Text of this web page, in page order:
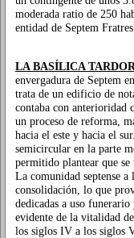
moderada ratio de 250
entidad de Septem
LA BASÍLICA
envergadura de Septem
trata de un edificio de
contaba con anterioridad
un proceso de reforma,
hacia el este y hacia el
semicircular en la parte
permitido plantear que se
La comunidad septense
consolidación, lo que
dedicadas a uso
evidente de la vitalidad
los siglos IV a los siglos